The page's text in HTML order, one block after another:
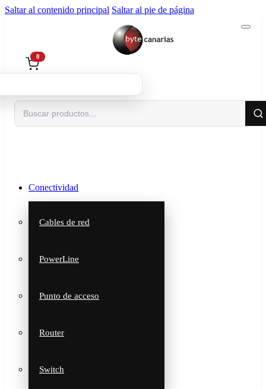
Saltar al contenido principal Saltar al pie de página
Buscar
0
Conectividad
Cables de red
PowerLine
Punto de acceso
Router
Switch